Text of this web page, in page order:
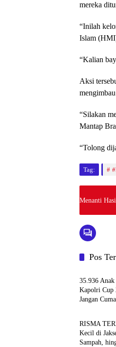
mereka
“Inilah
Islam
“Kalian
Aksi
“Silakan
Mantap
“Tolong
Tag:
Menanti
Pos
News
35.936
Kapolri Cup
Jangan
News
RISMA
Kecil di
Sampah,